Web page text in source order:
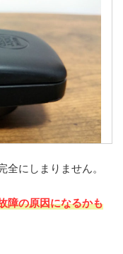
にしまりません。
障の原因になるかも